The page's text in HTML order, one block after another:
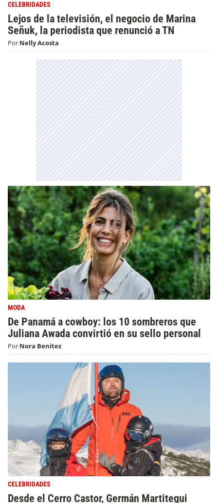
CELEBRIDADES
Lejos de la televisión, el negocio de Marina
Señuk, la periodista que renunció a TN
Por Nelly Acosta
MODA
De Panamá a cowboy: los 10 sombreros que
Juliana Awada convirtió en su sello personal
Por Nora Benitez
CELEBRIDADES
Desde el Cerro Castor, Germán Martitegui